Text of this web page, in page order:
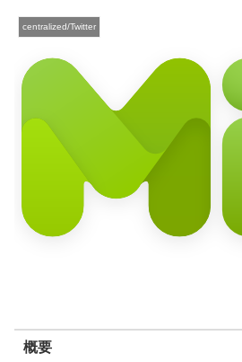
centralized/Twitter
概要